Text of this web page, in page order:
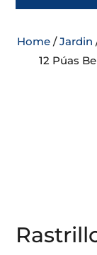
Home/Jardin
12 Púas